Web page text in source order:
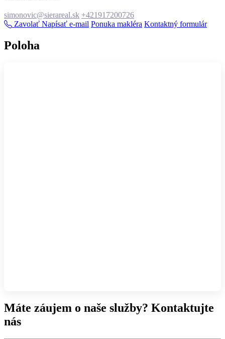
simonovic@sierareal.sk +421917200726
Zavolať Napísať e-mail Ponuka makléra Kontaktný formulár
Poloha
Máte záujem o naše služby? Kontaktujte
nás